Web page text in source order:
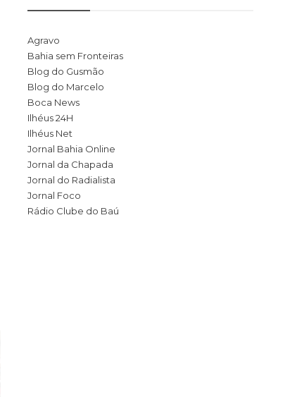
Agravo
Bahia sem Fronteiras
Blog do Gusmão
Blog do Marcelo
Boca News
Ilhéus 24H
Ilhéus Net
Jornal Bahia Online
Jornal da Chapada
Jornal do Radialista
Jornal Foco
Rádio Clube do Baú